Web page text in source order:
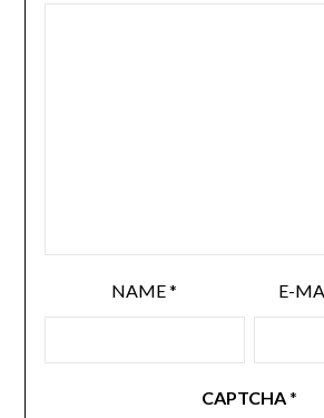
NAME* E-
CAPTCHA*